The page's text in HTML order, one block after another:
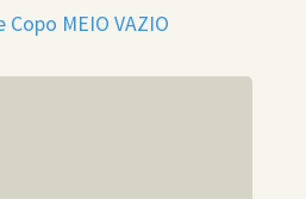
Copo MEIO VAZIO